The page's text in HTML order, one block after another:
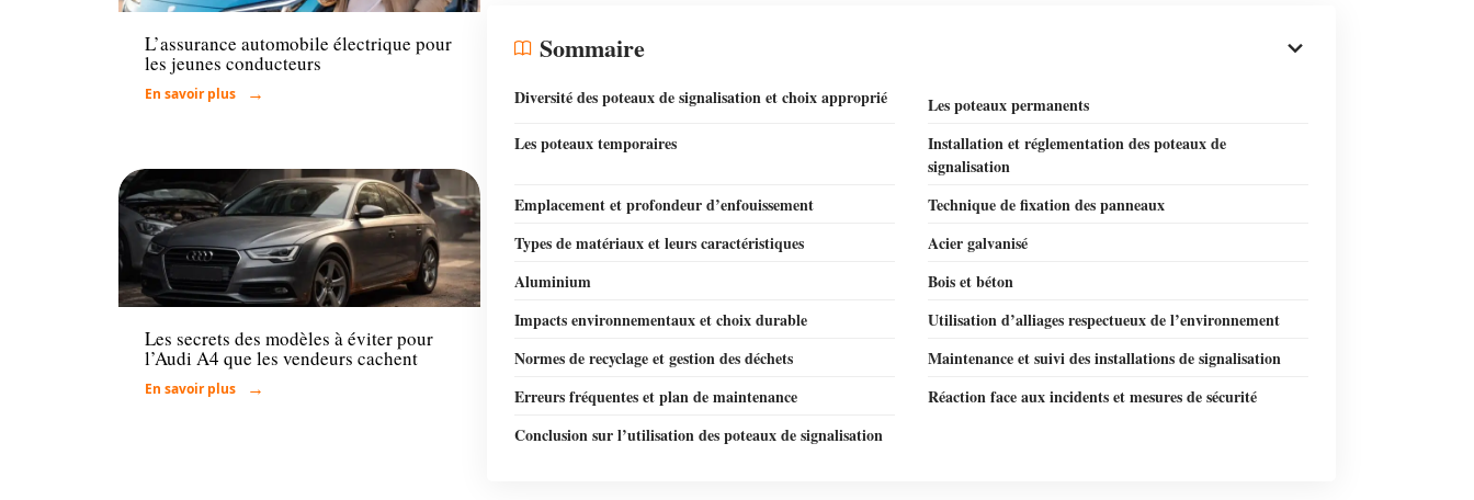
L’assurance automobile électrique pour
les jeunes conducteurs
En savoir plus
Voiture
Les secrets des modèles à éviter pour
l’Audi A4 que les vendeurs cachent
En savoir plus
Sommaire
Diversité des poteaux de signalisation et choix approprié
Les poteaux permanents
Les poteaux temporaires
Installation et réglementation des poteaux de
signalisation
Emplacement et profondeur d’enfouissement
Technique de fixation des panneaux
Types de matériaux et leurs caractéristiques
Acier galvanisé
Aluminium
Bois et béton
Impacts environnementaux et choix durable
Utilisation d’alliages respectueux de l’environnement
Normes de recyclage et gestion des déchets
Maintenance et suivi des installations de signalisation
Erreurs fréquentes et plan de maintenance
Réaction face aux incidents et mesures de sécurité
Conclusion sur l’utilisation des poteaux de signalisation